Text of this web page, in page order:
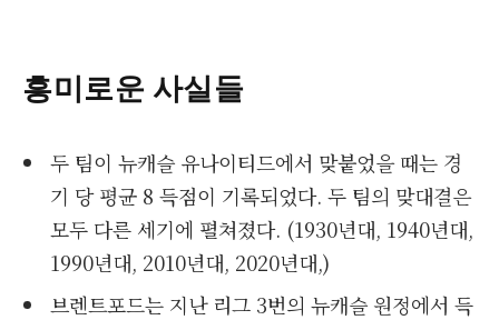
흥미로운 사실들
두 팀이 뉴캐슬 유나이티드에서 맞붙었을 때는 경
기 당 평균 8 득점이 기록되었다. 두 팀의 맞대결은
모두 다른 세기에 펼쳐졌다. (1930년대, 1940년대,
1990년대, 2010년대, 2020년대,)
브렌트포드는 지난 리그 3번의 뉴캐슬 원정에서 득